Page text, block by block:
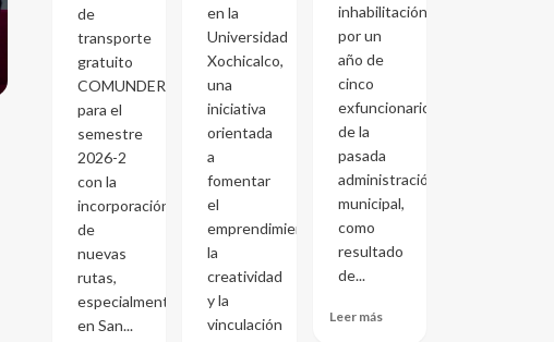
de
transporte
gratuito
COMUNDER
para el
semestre
2026-2
con la
incorporación
de
nuevas
rutas,
especialmente
en San...
en la
Universidad
Xochicalco,
una
iniciativa
orientada
a
fomentar
el
emprendimiento,
la
creatividad
y la
vinculación
inhabilitación
por un
año de
cinco
exfuncionarios
de la
pasada
administración
municipal,
como
resultado
de...
Leer más